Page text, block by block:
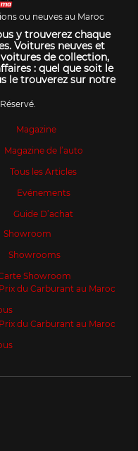
ou neuves au Maroc
y trouverez chaque
Voitures neuves et
de collection,
: quel que soit le
le trouverez sur notre
Magazine
Magazine de l’auto
Tous les Articles
Evénements
Guide D’achat
Showroom
Showrooms
Showroom
Prix du Carburant au Maroc
Prix du Carburant au Maroc